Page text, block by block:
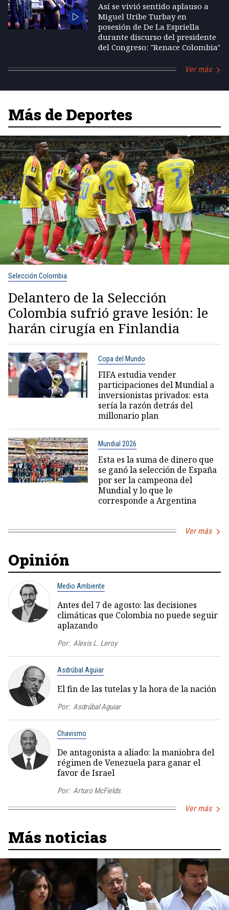
Así se vivió sentido aplauso a
Miguel Uribe Turbay en
posesión de De La Espriella
durante discurso del presidente
del Congreso: "Renace Colombia"
Ver más
Más de Deportes
Selección Colombia
Delantero de la Selección
Colombia sufrió grave lesión: le
harán cirugía en Finlandia
Copa del Mundo
FIFA estudia vender
participaciones del Mundial a
inversionistas privados: esta
sería la razón detrás del
millonario plan
Mundial 2026
Esta es la suma de dinero que
se ganó la selección de España
por ser la campeona del
Mundial y lo que le
corresponde a Argentina
Ver más
Opinión
Medio Ambiente
Antes del 7 de agosto: las decisiones
climáticas que Colombia no puede seguir
aplazando
Por: Alexis L. Leroy
Asdrúbal Aguiar
El fin de las tutelas y la hora de la nación
Por: Asdrúbal Aguiar
Chavismo
De antagonista a aliado: la maniobra del
régimen de Venezuela para ganar el
favor de Israel
Por: Arturo McFields
Ver más
Más noticias